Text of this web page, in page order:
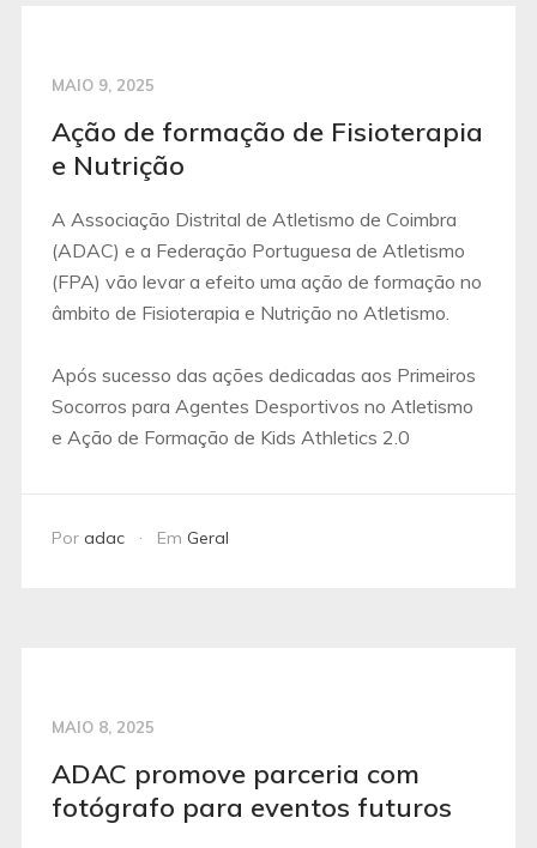
MAIO 9, 2025
Ação de formação de Fisioterapia
e Nutrição
A Associação Distrital de Atletismo de Coimbra
(ADAC) e a Federação Portuguesa de Atletismo
(FPA) vão levar a efeito uma ação de formação no
âmbito de Fisioterapia e Nutrição no Atletismo.
Após sucesso das ações dedicadas aos Primeiros
Socorros para Agentes Desportivos no Atletismo
e Ação de Formação de Kids Athletics 2.0
Por adac Em Geral
MAIO 8, 2025
ADAC promove parceria com
fotógrafo para eventos futuros